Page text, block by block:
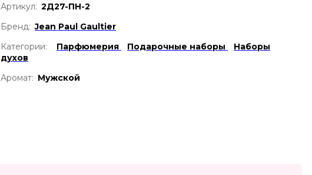
Артикул: 2Д27-ПН-2
Бренд: Jean Paul Gaultier
Категории:
Парфюмерия Подарочные наборы
Наборы
духов
Аромат: Мужской